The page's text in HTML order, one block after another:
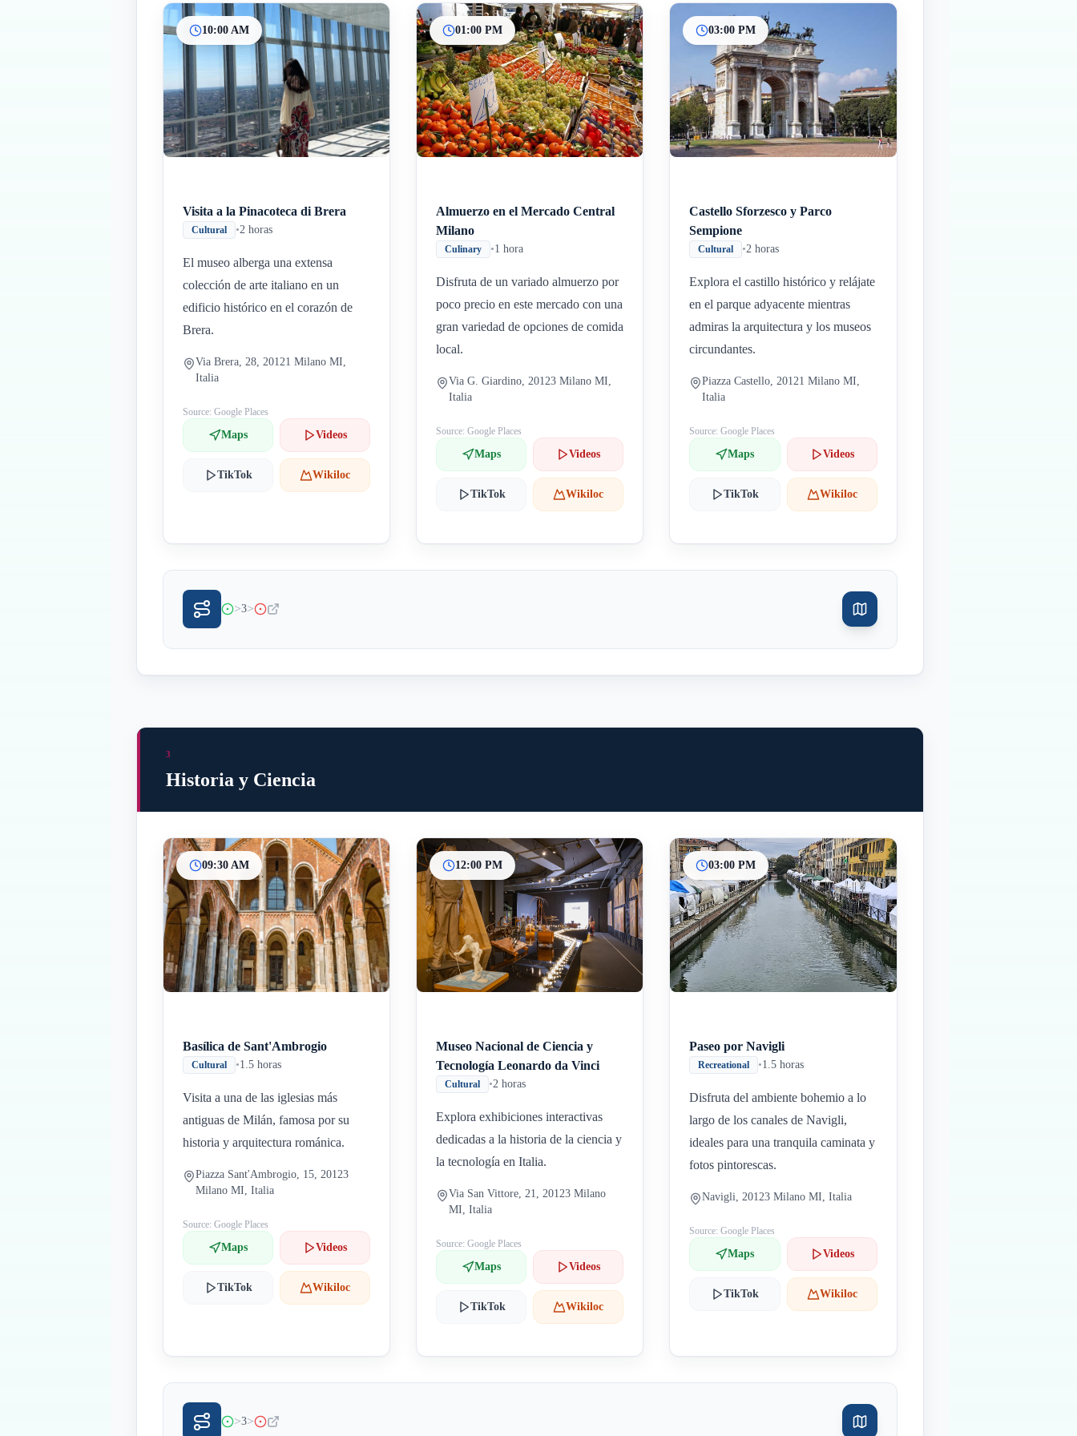
InicioParadas intermedias
Final
10:00 AM
Visita a la Pinacoteca di Brera
Cultural •2 horas
El museo alberga una extensa
colección de arte italiano en un
edificio histórico en el corazón de
Brera.
Via Brera, 28, 20121 Milano MI,
Italia
Source: Google Places
Maps Videos
TikTok Wikiloc
01:00 PM
Almuerzo en el Mercado Central
Milano
Culinary •1 hora
Disfruta de un variado almuerzo por
poco precio en este mercado con una
gran variedad de opciones de comida
local.
Via G. Giardino, 20123 Milano MI,
Italia
Source: Google Places
Maps Videos
TikTok Wikiloc
03:00 PM
Castello Sforzesco y Parco
Sempione
Cultural •2 horas
Explora el castillo histórico y relájate
en el parque adyacente mientras
admiras la arquitectura y los museos
circundantes.
Piazza Castello, 20121 Milano MI,
Italia
Source: Google Places
Maps Videos
TikTok Wikiloc
>3>
InicioParadas intermedias
Final
3
Historia y Ciencia
09:30 AM
Basílica de Sant'Ambrogio
Cultural •1.5 horas
Visita a una de las iglesias más
antiguas de Milán, famosa por su
historia y arquitectura románica.
Piazza Sant'Ambrogio, 15, 20123
Milano MI, Italia
Source: Google Places
Maps Videos
TikTok Wikiloc
12:00 PM
Museo Nacional de Ciencia y
Tecnología Leonardo da Vinci
Cultural •2 horas
Explora exhibiciones interactivas
dedicadas a la historia de la ciencia y
la tecnología en Italia.
Via San Vittore, 21, 20123 Milano
MI, Italia
Source: Google Places
Maps Videos
TikTok Wikiloc
03:00 PM
Paseo por Navigli
Recreational •1.5 horas
Disfruta del ambiente bohemio a lo
largo de los canales de Navigli,
ideales para una tranquila caminata y
fotos pintorescas.
Navigli, 20123 Milano MI, Italia
Source: Google Places
Maps Videos
TikTok Wikiloc
>3>